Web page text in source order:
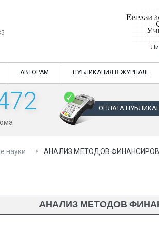
Евразийский Союз
АВТОРАМ ПУБЛИКАЦИЯ В ЖУРНАЛЕ
ОПЛАТА
науки АНАЛИЗ МЕТОДОВ
АНАЛИЗ МЕТОДОВ